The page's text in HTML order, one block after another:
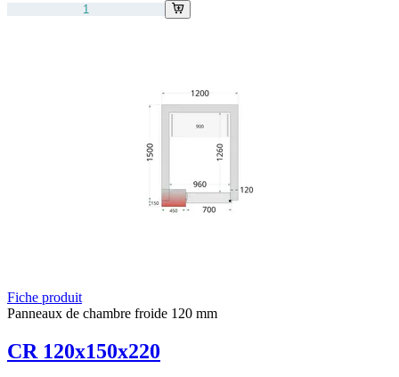
Fiche produit
Panneaux de chambre froide 120 mm
CR 120x150x220